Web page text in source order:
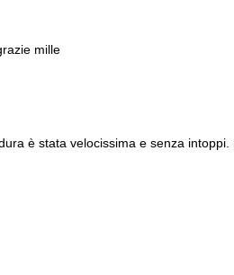
mille
è stata velocissima e senza